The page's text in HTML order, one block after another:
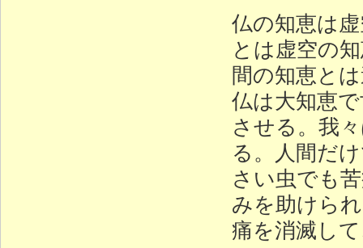
仏の知恵は
とは虚空の
間の知恵と
仏は大知恵
させる。我
る。人間だ
さい虫でも
みを助けら
痛を消滅し